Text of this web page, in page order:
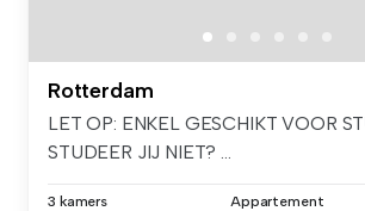
Rotterdam
LET OP: ENKEL GESCHIKT VOOR
STUDEER JIJ NIET? ...
3 kamers Appartement